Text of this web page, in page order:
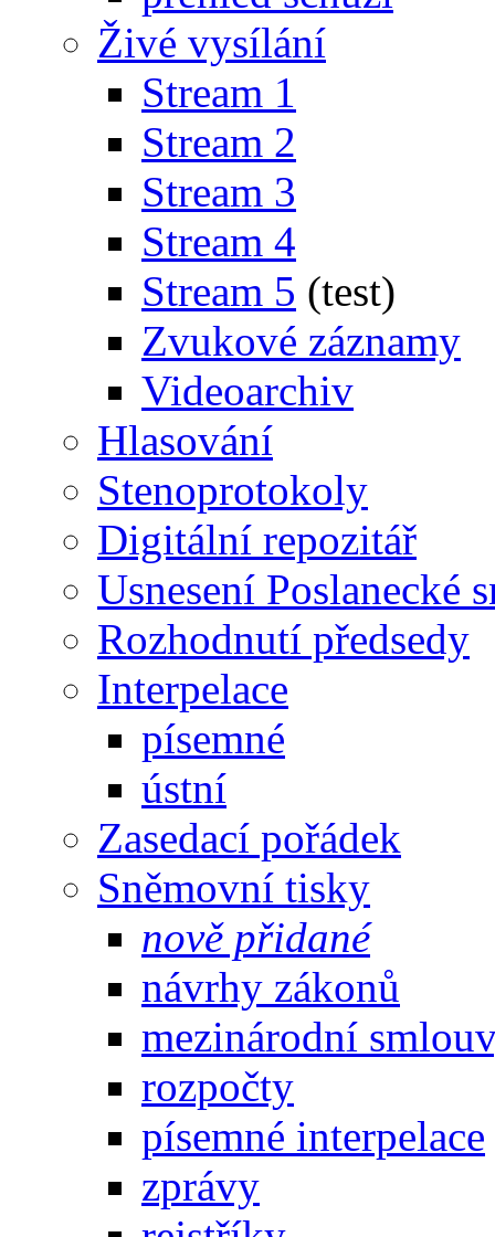
Živé vysílání
Stream 1
Stream 2
Stream 3
Stream 4
Stream 5 (test)
Zvukové záznamy
Videoarchiv
Hlasování
Stenoprotokoly
Digitální repozitář
Usnesení Poslanecké
Rozhodnutí předsedy
Interpelace
písemné
ústní
Zasedací pořádek
Sněmovní tisky
nově přidané
návrhy zákonů
mezinárodní
rozpočty
písemné interpelace
zprávy